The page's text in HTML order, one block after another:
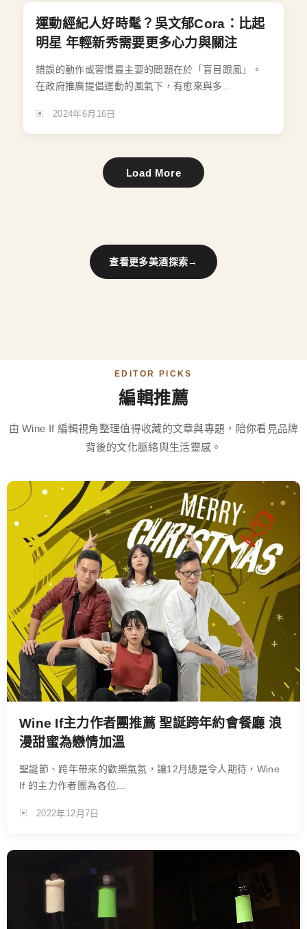
運動經紀人好時髦？吳文郁Cora：比起
明星 年輕新秀需要更多心力與關注
錯誤的動作或習慣最主要的問題在於「盲目跟風」。
在政府推廣提倡運動的風氣下，有愈來與多...
2024年6月16日
Load More
查看更多美酒探索→
EDITOR PICKS
編輯推薦
由 Wine If 編輯視角整理值得收藏的文章與專題，陪你看見品牌
背後的文化脈絡與生活靈感。
Wine If主力作者團推薦 聖誕跨年約會餐廳 浪
漫甜蜜為戀情加溫
聖誕節、跨年帶來的歡樂氣氛，讓12月總是令人期待，Wine
If 的主力作者團為各位...
2022年12月7日